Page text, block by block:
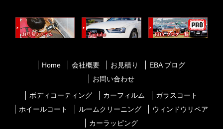
Home 会社概要 お見積り
EBA ブログ
お問い合わせ
ボディコーティング カーフィルム
ガラスコート
ホイールコート
ルームクリーニング
ウィンドウリペア
カーラッピング